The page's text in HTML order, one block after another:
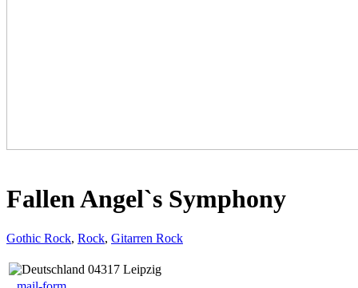
Fallen Angel`s Symphony
Gothic Rock, Rock, Gitarren Rock
04317 Leipzig